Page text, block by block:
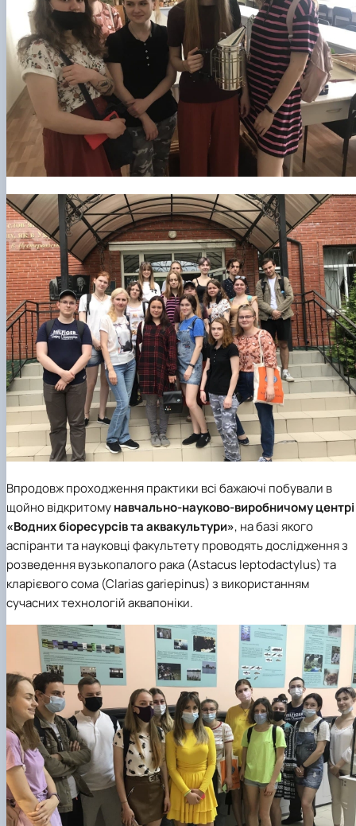
Впродовж проходження практики всі бажаючі побували в
щойно відкритомунавчально-науково-виробничому центрі
«Водних біоресурсів та аквакультури», на базі якого
аспіранти та науковці факультету проводять дослідження з
розведення вузькопалого рака (Astacus leptodactylus) та
кларієвого сома (Clarias gariepinus) з використанням
сучасних технологій аквапоніки.